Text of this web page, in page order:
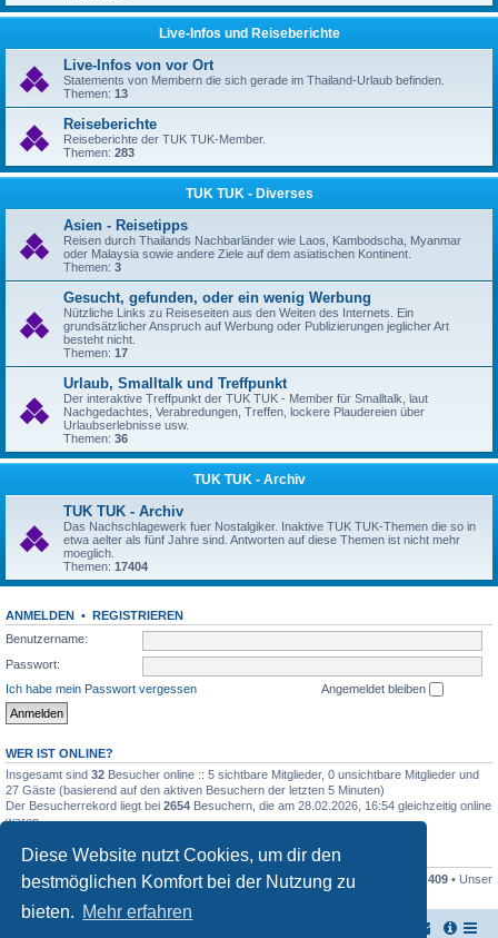
Diese Website nutzt Cookies, um dir den
bestmöglichen Komfort bei der Nutzung zu
bieten. Mehr erfahren
Live-Infos und Reiseberichte
Live-Infos von vor Ort
Statements von Membern die sich gerade im Thailand-Urlaub befinden.
Themen: 13
Reiseberichte
Reiseberichte der TUK TUK-Member.
Themen: 283
TUK TUK - Diverses
Asien - Reisetipps
Reisen durch Thailands Nachbarländer wie Laos, Kambodscha, Myanmar
oder Malaysia sowie andere Ziele auf dem asiatischen Kontinent.
Themen: 3
Gesucht, gefunden, oder ein wenig Werbung
Nützliche Links zu Reiseseiten aus den Weiten des Internets. Ein
grundsätzlicher Anspruch auf Werbung oder Publizierungen jeglicher Art
besteht nicht.
Themen: 17
Urlaub, Smalltalk und Treffpunkt
Der interaktive Treffpunkt der TUK TUK - Member für Smalltalk, laut
Nachgedachtes, Verabredungen, Treffen, lockere Plaudereien über
Urlaubserlebnisse usw.
Themen: 36
TUK TUK - Archiv
TUK TUK - Archiv
Das Nachschlagewerk fuer Nostalgiker. Inaktive TUK TUK-Themen die so in
etwa aelter als fünf Jahre sind. Antworten auf diese Themen ist nicht mehr
moeglich.
Themen: 17404
ANMELDEN • REGISTRIEREN
Benutzername:
Passwort:
Ich habe mein Passwort vergessen
Angemeldet bleiben
WER IST ONLINE?
Insgesamt sind 32 Besucher online :: 5 sichtbare Mitglieder, 0 unsichtbare Mitglieder und
27 Gäste (basierend auf den aktiven Besuchern der letzten 5 Minuten)
Der Besucherrekord liegt bei 2654 Besuchern, die am 28.02.2026, 16:54 gleichzeitig online
waren.
STATISTIK
Beiträge insgesamt161445• Themen insgesamt17948• Mitglieder insgesamt 409 • Unser
neuestes Mitglied: